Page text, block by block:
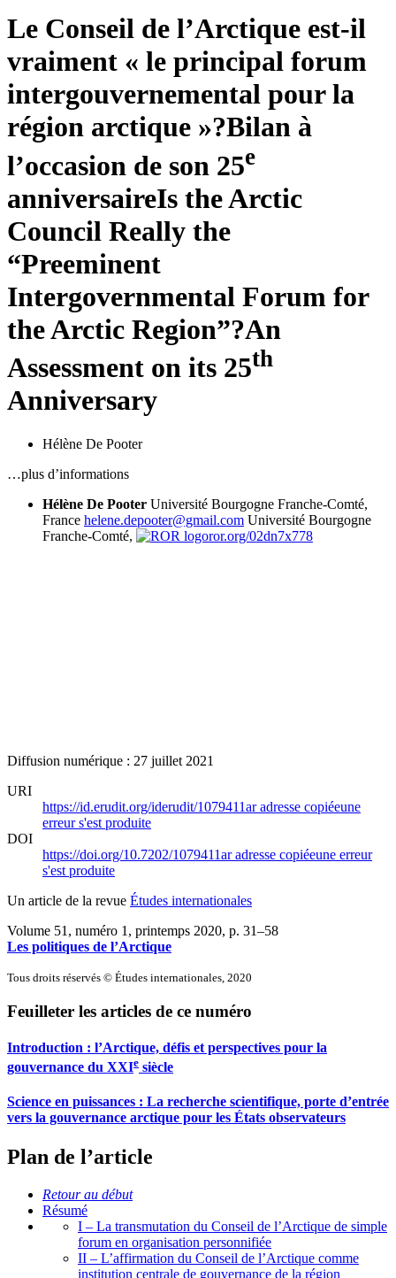
Le Conseil de l’Arctique est-il
vraiment « le principal forum
intergouvernemental pour la
région arctique »?Bilan à
l’occasion de son 25e
anniversaireIs the Arctic
Council Really the
“Preeminent
Intergovernmental Forum for
the Arctic Region”?An
Assessment on its 25th
Anniversary
Hélène De Pooter
…plus d’informations
Hélène De Pooter Université Bourgogne Franche-Comté,
France helene.depooter@gmail.com Université Bourgogne
Franche-Comté,
ror.org/02dn7x778
Diffusion numérique : 27 juillet 2021
URI
https://id.erudit.org/iderudit/1079411aradresse copiéeune
erreur s'est produite
DOI
https://doi.org/10.7202/1079411aradresse copiéeune erreur
s'est produite
Un article de la revue Études internationales
Volume 51, numéro 1, printemps 2020, p. 31–58
Les politiques de l’Arctique
Tous droits réservés © Études internationales, 2020
Feuilleter les articles de ce numéro
Introduction : l’Arctique, défis et perspectives pour la
gouvernance du XXIe siècle
Science en puissances : La recherche scientifique, porte d’entrée
vers la gouvernance arctique pour les États observateurs
Plan de l’article
Retour au début
Résumé
I – La transmutation du Conseil de l’Arctique de simple
forum en organisation personnifiée
II – L’affirmation du Conseil de l’Arctique comme
institution centrale de gouvernance de la région